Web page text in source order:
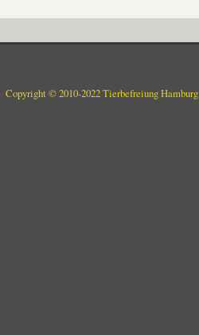
Copyright © 2010-2022 Tierbefreiung Hamburg